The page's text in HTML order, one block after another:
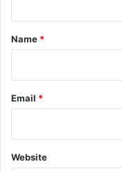
*
Name *
Email *
Website